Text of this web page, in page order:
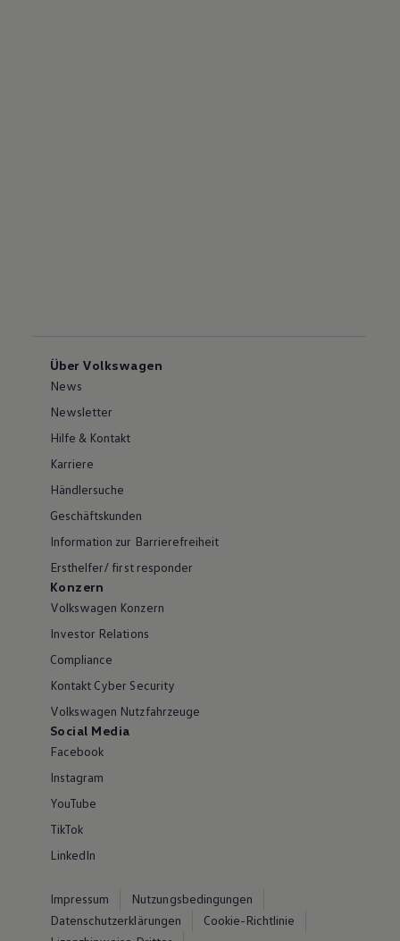
Über Volkswagen
News
Newsletter
Hilfe & Kontakt
Karriere
Händlersuche
Geschäftskunden
Information zur Barrierefreiheit
Ersthelfer/ first responder
Konzern
Volkswagen Konzern
Investor Relations
Compliance
Kontakt Cyber Security
Volkswagen Nutzfahrzeuge
Social Media
Facebook
Instagram
YouTube
TikTok
LinkedIn
Impressum
Nutzungsbedingungen
Datenschutzerklärungen
Cookie-Richtlinie